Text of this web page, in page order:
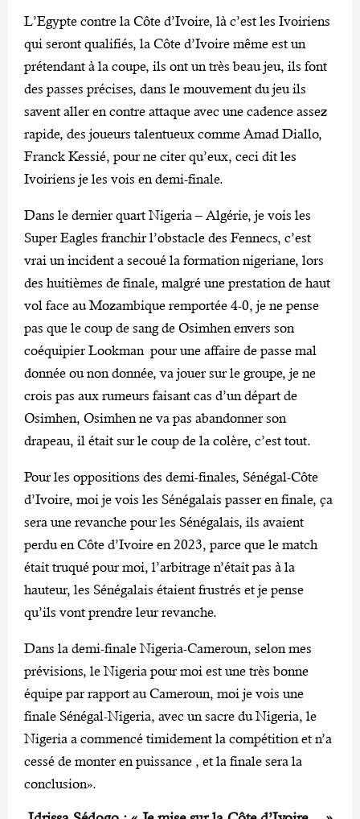
L’Egypte contre la Côte d’Ivoire, là c’est les Ivoiriens
qui seront qualifiés, la Côte d’Ivoire même est un
prétendant à la coupe, ils ont un très beau jeu, ils font
des passes précises, dans le mouvement du jeu ils
savent aller en contre attaque avec une cadence assez
rapide, des joueurs talentueux comme Amad Diallo,
Franck Kessié, pour ne citer qu’eux, ceci dit les
Ivoiriens je les vois en demi-finale.
Dans le dernier quart Nigeria – Algérie, je vois les
Super Eagles franchir l’obstacle des Fennecs, c’est
vrai un incident a secoué la formation nigeriane, lors
des huitièmes de finale, malgré une prestation de haut
vol face au Mozambique remportée 4-0, je ne pense
pas que le coup de sang de Osimhen envers son
coéquipier Lookman pour une affaire de passe mal
donnée ou non donnée, va jouer sur le groupe, je ne
crois pas aux rumeurs faisant cas d’un départ de
Osimhen, Osimhen ne va pas abandonner son
drapeau, il était sur le coup de la colère, c’est tout.
Pour les oppositions des demi-finales, Sénégal-Côte
d’Ivoire, moi je vois les Sénégalais passer en finale, ça
sera une revanche pour les Sénégalais, ils avaient
perdu en Côte d’Ivoire en 2023, parce que le match
était truqué pour moi, l’arbitrage n’était pas à la
hauteur, les Sénégalais étaient frustrés et je pense
qu’ils vont prendre leur revanche.
Dans la demi-finale Nigeria-Cameroun, selon mes
prévisions, le Nigeria pour moi est une très bonne
équipe par rapport au Cameroun, moi je vois une
finale Sénégal-Nigeria, avec un sacre du Nigeria, le
Nigeria a commencé timidement la compétition et n’a
cessé de monter en puissance , et la finale sera la
conclusion».